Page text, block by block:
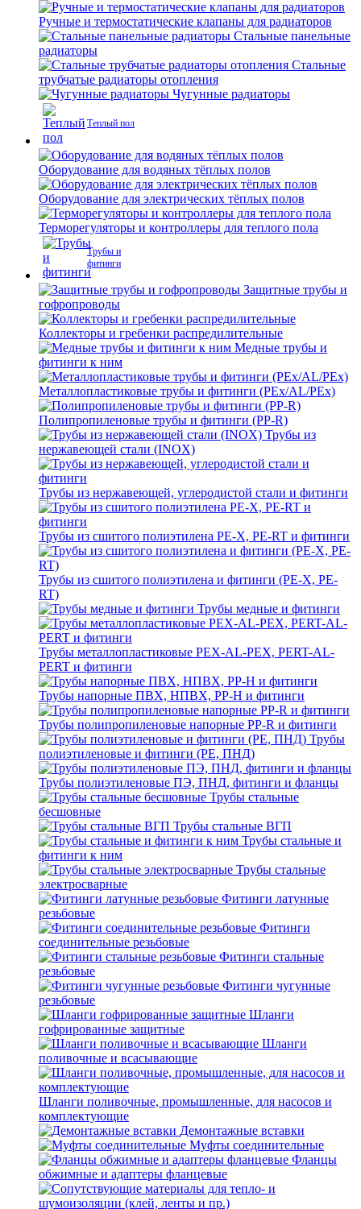
Ручные и термостатические клапаны для радиаторов
Стальные панельные
радиаторы
Стальные
трубчатые радиаторы отопления
Чугунные радиаторы
Теплый пол
Оборудование для водяных тёплых полов
Оборудование для электрических тёплых полов
Терморегуляторы и контроллеры для теплого пола
Трубы и
фитинги
Защитные трубы и
гофропроводы
Коллекторы и гребенки распредилительные
Медные трубы и
фитинги к ним
Металлопластиковые трубы и фитинги (PEx/AL/PEx)
Полипропиленовые трубы и фитинги (PP-R)
Трубы из
нержавеющей стали (INOX)
Трубы из нержавеющей, углеродистой стали и фитинги
Трубы из сшитого полиэтилена PE-X, PE-RT и фитинги
Трубы из сшитого полиэтилена и фитинги (PE-X, PE-
RT)
Трубы медные и фитинги
Трубы металлопластиковые PEX-AL-PEX, PERT-AL-
PERT и фитинги
Трубы напорные ПВХ, НПВХ, PP-H и фитинги
Трубы полипропиленовые напорные PP-R и фитинги
Трубы
полиэтиленовые и фитинги (PE, ПНД)
Трубы полиэтиленовые ПЭ, ПНД, фитинги и фланцы
Трубы стальные
бесшовные
Трубы стальные ВГП
Трубы стальные и
фитинги к ним
Трубы стальные
электросварные
Фитинги латунные
резьбовые
Фитинги
соединительные резьбовые
Фитинги стальные
резьбовые
Фитинги чугунные
резьбовые
Шланги
гофрированные защитные
Шланги
поливочные и всасывающие
Шланги поливочные, промышленные, для насосов и
комплектующие
Демонтажные вставки
Муфты соединительные
Фланцы
обжимные и адаптеры фланцевые